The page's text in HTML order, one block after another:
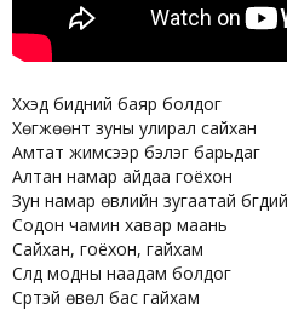
Хүүхэд бидний баяр болдог
Хөгжөөнт зуны улирал сайхан
Амтат жимсээр бэлэг барьдаг
Алтан намар айдаа гоёхон
Зун намар өвлийн зугаатай
Содон чамин хавар маань
Сайхан, гоёхон, гайхам
Сүлд модны наадам болдог
Сүртэй өвөл бас гайхам